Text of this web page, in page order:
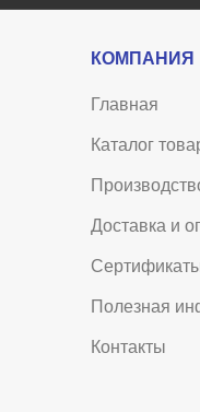
КОМПАНИЯ
Главная
Каталог
Доставка и
Полезная
Контакты